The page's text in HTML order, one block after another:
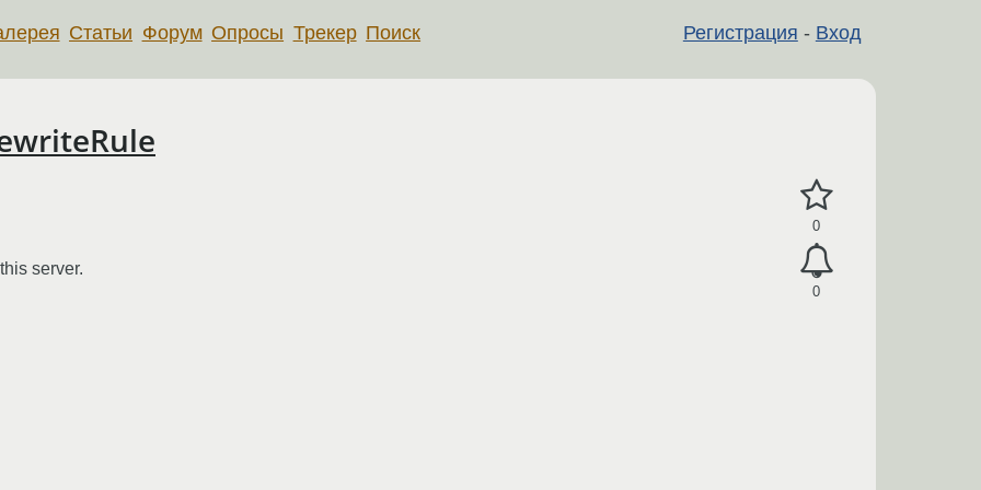
Регистрация - Вход
Статьи Форум Опросы Трекер Поиск
0
0
server.